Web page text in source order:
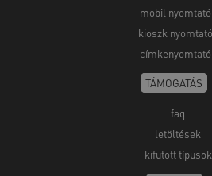
mobil
kioszk
TÁMOGATÁS
faq
letöltések
kifutott típusok